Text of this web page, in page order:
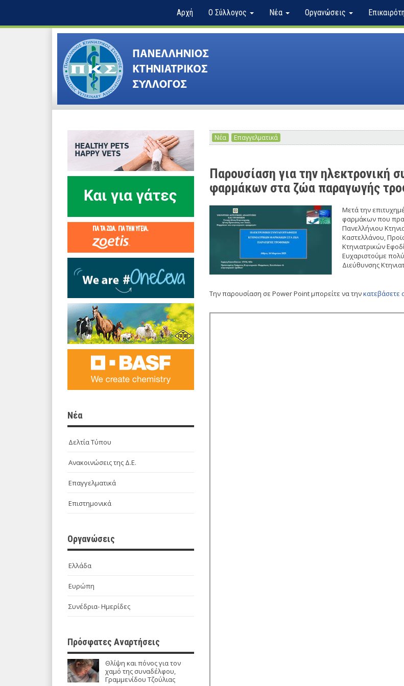
Αρχή Ο Σύλλογος Νέα Οργανώσεις
Νέα
Δελτία Τύπου
Ανακοινώσεις της Δ.Ε.
Επαγγελματικά
Επιστημονικά
Οργανώσεις
Ελλάδα
Ευρώπη
Συνέδρια- Ημερίδες
Πρόσφατες Αναρτήσεις
Θλίψη και πόνος για τον
χαμό της συναδέλφου,
Γραμμενίδου Τζούλιας
Νέα Επαγγελματικά
Παρουσίαση για την ηλεκτρονική
φαρμάκων στα ζώα παραγωγής
Μετά την
φαρμάκων που
Πανελλήνιου
Καστελλάνου,
Κτηνιατρικών
Ευχαριστούμε
Διεύθυνσης
Την παρουσίαση σε Power Point μπορείτε να τηνκατεβάσετε